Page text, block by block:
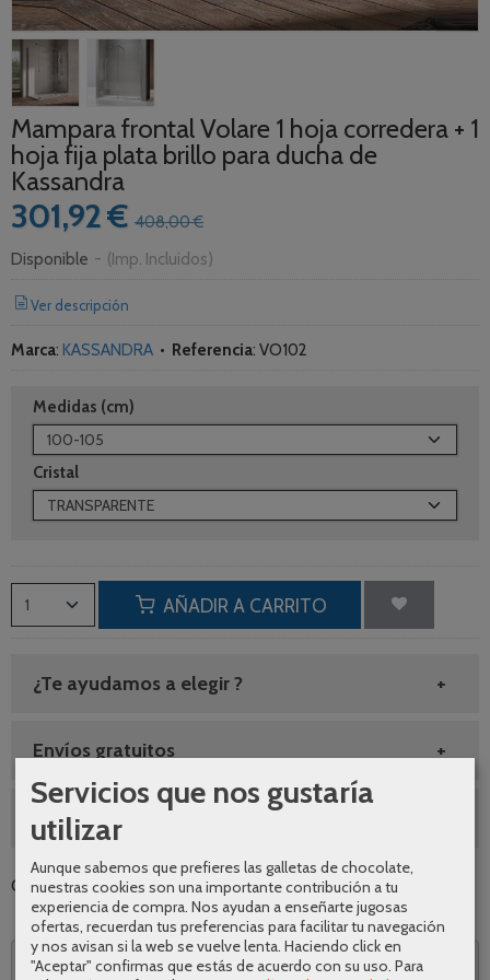
Mampara frontal Volare 1 hoja corredera + 1
hoja fija plata brillo para ducha de
Kassandra
301,92 € 408,00 €
Disponible - (Imp. Incluidos)
Ver descripción
Marca: KASSANDRA • Referencia: VO102
Medidas (cm)
Cristal
AÑADIR A CARRITO
¿Te ayudamos a elegir ?
Envíos gratuitos
SEGUNDAS REBAJAS AGOSTO
Categoría: Frontales de ducha |Tags:|Comentarios
Descripción
Servicios que nos gustaría
utilizar
Aunque sabemos que prefieres las galletas de chocolate,
nuestras cookies son una importante contribución a tu
experiencia de compra. Nos ayudan a enseñarte jugosas
ofertas, recuerdan tus preferencias para facilitar tu navegación
y nos avisan si la web se vuelve lenta. Haciendo click en
"Aceptar" confirmas que estás de acuerdo con su uso. Para